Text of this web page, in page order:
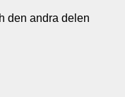
den andra delen